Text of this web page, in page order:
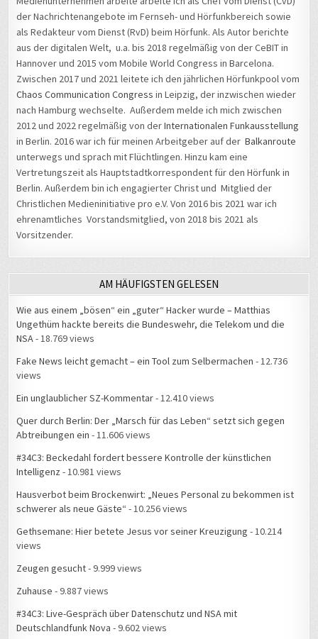
der Nachrichtenangebote im Fernseh- und Hörfunkbereich sowie
als Redakteur vom Dienst (RvD) beim Hörfunk. Als Autor berichte
aus der digitalen Welt, u.a. bis 2018 regelmäßig von der CeBIT in
Hannover und 2015 vom Mobile World Congress in Barcelona.
Zwischen 2017 und 2021 leitete ich den jährlichen Hörfunkpool vom
Chaos Communication Congress in Leipzig, der inzwischen wieder
nach Hamburg wechselte. Außerdem melde ich mich zwischen
2012 und 2022 regelmäßig von derInternationalen Funkausstellung
in Berlin. 2016 war ich für meinen Arbeitgeber auf derBalkanroute
unterwegs und sprach mit Flüchtlingen. Hinzu kam eine
Vertretungszeit als Hauptstadtkorrespondent für den Hörfunk in
Berlin. Außerdem bin ich engagierter Christ und Mitglied der
Christlichen Medieninitiative pro e.V. Von 2016 bis 2021 war ich
ehrenamtliches Vorstandsmitglied, von 2018 bis 2021 als
Vorsitzender.
AM HÄUFIGSTEN GELESEN
Wie aus einem „bösen“ ein „guter“ Hacker wurde – Matthias
Ungethüm hackte bereits die Bundeswehr, die Telekom und die
NSA - 18.769 views
Fake News leicht gemacht – ein Tool zum Selbermachen - 12.736
views
Ein unglaublicher SZ-Kommentar- 12.410 views
Quer durch Berlin: Der „Marsch für das Leben“ setzt sich gegen
Abtreibungen ein - 11.606 views
#34C3: Beckedahl fordert bessere Kontrolle der künstlichen
Intelligenz - 10.981 views
Hausverbot beim Brockenwirt: „Neues Personal zu bekommen ist
schwerer als neue Gäste“ - 10.256 views
Gethsemane: Hier betete Jesus vor seiner Kreuzigung - 10.214
views
Zeugen gesucht- 9.999 views
Zuhause - 9.887 views
#34C3: Live-Gespräch über Datenschutz und NSA mit
Deutschlandfunk Nova - 9.602 views